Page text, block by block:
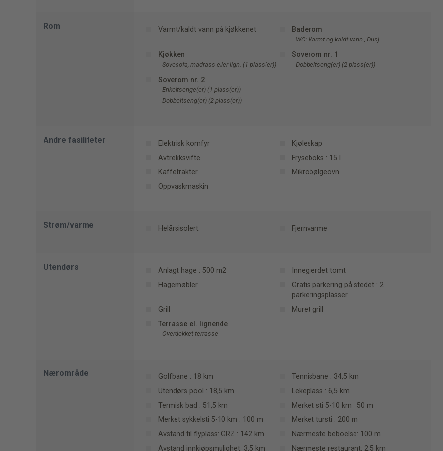
Rom Varmt/kaldt vann på kjøkkenet Baderom
WC: Varmt og kaldt vann , Dusj
Kjøkken
Sovesofa, madrass eller lign. (1 plass(er))
Soverom nr. 1
Dobbeltseng(er) (2 plass(er))
Soverom nr. 2
Enkeltsenge(er) (1 plass(er))
Dobbeltseng(er) (2 plass(er))
Andre fasiliteter Elektrisk komfyr
Kjøleskap
Avtrekksvifte
Fryseboks : 15 l
Kaffetrakter
Mikrobølgeovn
Oppvaskmaskin
Strøm/varme Helårsisolert. Fjernvarme
Utendørs Anlagt hage : 500 m2
Innegjerdet tomt
Hagemøbler
Gratis parkering på stedet : 2
parkeringsplasser
Grill
Muret grill
Terrasse el. lignende
Overdekket terrasse
Nærområde Golfbane : 18 km
Tennisbane : 34,5 km
Utendørs pool : 18,5 km
Lekeplass : 6,5 km
Termisk bad : 51,5 km
Merket sti 5-10 km : 50 m
Merket sykkelsti 5-10 km : 100 m
Merket tursti : 200 m
Avstand til flyplass: GRZ : 142 km
Nærmeste beboelse: 100 m
Avstand innkjøpsmulighet: 3,5 km
Nærmeste restaurant: 2,5 km